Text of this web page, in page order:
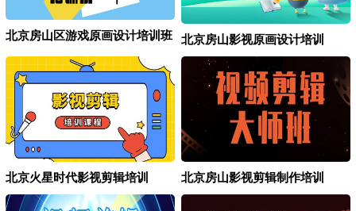
北京房山区游戏原画设计培训班 北京房山影视原画设计培训
北京火星时代影视剪辑培训 北京房山影视剪辑制作培训